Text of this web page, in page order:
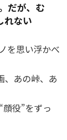
だが、む
れない
を思い浮かべ
、あの峠、あ
役”をずっ